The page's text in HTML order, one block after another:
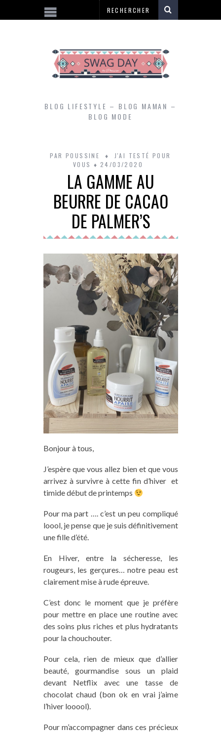
BLOG LIFESTYLE – BLOG MAMAN –
BLOG MODE
PAR POUSSINE
J'AI TESTÉ POUR
VOUS
24/03/2020
LA GAMME AU
BEURRE DE CACAO
DE PALMER’S
Bonjour à tous,
J’espère que vous allez bien et que vous
arrivez à survivre à cette fin d’hiver et
timide début de printemps
Pour ma part …. c’est un peu compliqué
loool, je pense que je suis définitivement
une fille d’été.
En Hiver, entre la sécheresse, les
rougeurs, les gerçures… notre peau est
clairement mise à rude épreuve.
C’est donc le moment que je préfère
pour mettre en place une routine avec
des soins plus riches et plus hydratants
pour la chouchouter.
Pour cela, rien de mieux que d’allier
beauté, gourmandise sous un plaid
devant Netflix avec une tasse de
chocolat chaud (bon ok en vrai j’aime
l’hiver looool).
Pour m’accompagner dans ces précieux